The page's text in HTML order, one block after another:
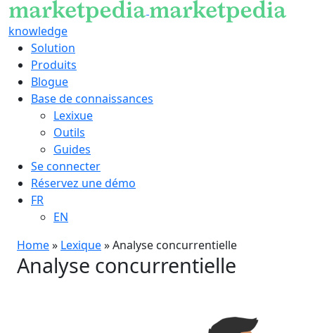
knowledge
Solution
Produits
Blogue
Base de connaissances
Lexixue
Outils
Guides
Se connecter
Réservez une démo
FR
EN
Home» Lexique»Analyse concurrentielle
Analyse concurrentielle